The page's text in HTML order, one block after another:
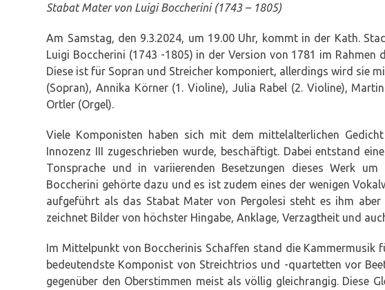
Stabat Mater von Luigi Boccherini (1743 – 1805)
Am Samstag, den 9.3.2024, um 19.00 Uhr, kommt in der Kath.
Luigi Boccherini (1743 -1805) in der Version von 1781 im Rahmen
Diese ist für Sopran und Streicher komponiert, allerdings wird sie
(Sopran), Annika Körner (1. Violine), Julia Rabel (2. Violine),
Ortler (Orgel).
Viele Komponisten haben sich mit dem mittelalterlichen
Innozenz III zugeschrieben wurde, beschäftigt. Dabei entstand
Tonsprache und in variierenden Besetzungen dieses Werk
Boccherini gehörte dazu und es ist zudem eines der wenigen
aufgeführt als das Stabat Mater von Pergolesi steht es ihm
zeichnet Bilder von höchster Hingabe, Anklage, Verzagtheit und
Im Mittelpunkt von Boccherinis Schaffen stand die Kammermusik
bedeutendste Komponist von Streichtrios und -quartetten vor
gegenüber den Oberstimmen meist als völlig gleichrangig. Diese